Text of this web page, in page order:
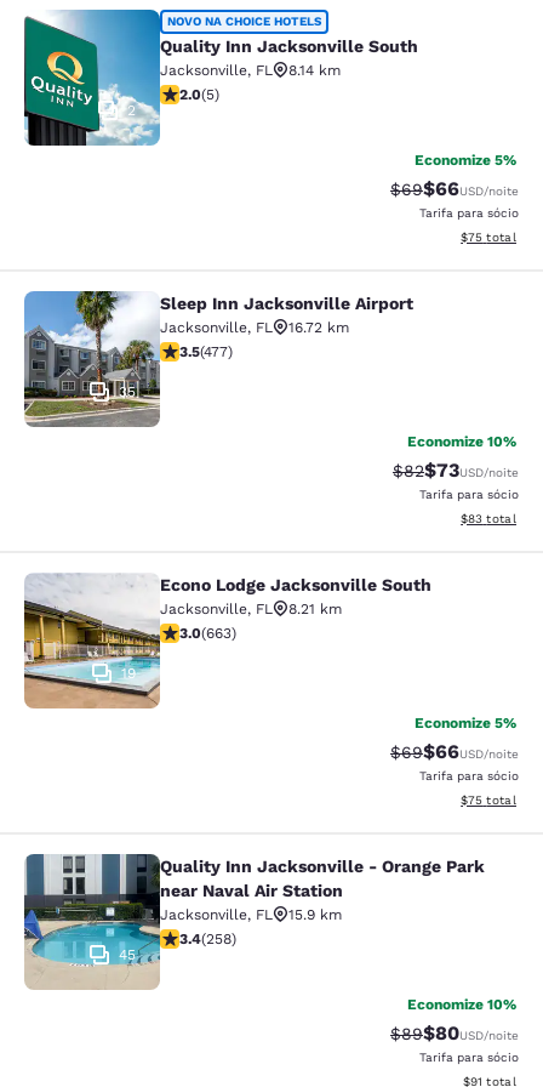
Quality Inn Jacksonville South
2
NOVO NA CHOICE HOTELS
Quality Inn Jacksonville South
Jacksonville, FL
8.14 km
classificação 2 estrelas. Razoável. 5 avaliações
2.0(5)
Economize 5%
Tarifa anterior
$69Tarifa com
$66USD/noite
Tarifa para sócio
Exibir
$75 total
Sleep Inn Jacksonville Airport
35
Sleep Inn Jacksonville Airport
Jacksonville, FL
16.72 km
classificação 3.47 estrelas. Bom. 477 avaliações
3.5(477)
Economize 10%
Tarifa anterior
$82Tarifa com
$73USD/noite
Tarifa para sócio
Exibir
$83 total
Econo Lodge Jacksonville South
19
Econo Lodge Jacksonville South
Jacksonville, FL
8.21 km
classificação 3.05 estrelas. Razoável. 663 avaliações
3.0(663)
Economize 5%
Tarifa anterior
$69Tarifa com
$66USD/noite
Tarifa para sócio
Exibir
$75 total
Quality Inn Jacksonville - Orange
45
Quality Inn Jacksonville - Orange Park
near Naval Air Station
Jacksonville, FL
15.9 km
classificação 3.35 estrelas. Bom. 258 avaliações
3.4(258)
Economize 10%
Tarifa anterior
$89Tarifa com
$80USD/noite
Tarifa para sócio
Exibir
$91 total